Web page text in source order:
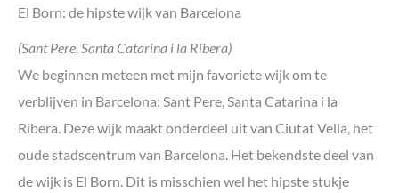
Hoogtepunten van Eixample
Onze tips voor accommodaties in Eixample
Gràcia: één van de goedkoopste wijken van Barcelona
Hoogtepunten van Gràcia
Onze tips voor accommodaties in Gràcia
Sants-Montjuïc: de groene wijk met het mooiste uitzicht
El Born: de hipste wijk van Barcelona
(Sant Pere, Santa Catarina i la Ribera)
We beginnen meteen met mijn favoriete wijk om te
verblijven in Barcelona: Sant Pere, Santa Catarina i la
Ribera. Deze wijk maakt onderdeel uit van Ciutat Vella, het
oude stadscentrum van Barcelona. Het bekendste deel van
de wijk is El Born. Dit is misschien wel het hipste stukje